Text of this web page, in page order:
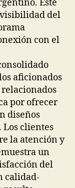
Este
del
con el
aficionados
por ofrecer
diseños
Los clientes
la atención y
un
del
calidad-